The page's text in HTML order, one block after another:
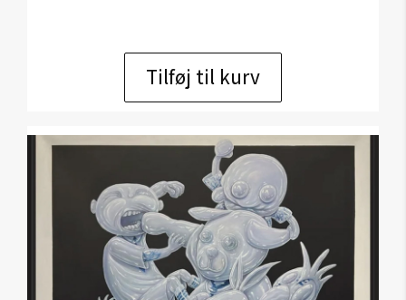
Tilføj til kurv